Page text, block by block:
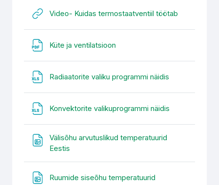
Video- Kuidas termostaatventiil töötab
Küte ja ventilatsioon
Radiaatorite valiku programmi näidis
Konvektorite valikuprogrammi näidis
Välisõhu arvutuslikud temperatuurid
Eestis
Ruumide siseõhu temperatuurid